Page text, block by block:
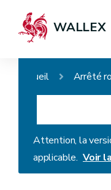
WALLEX
Accueil
Attention, la
applicable. Voir